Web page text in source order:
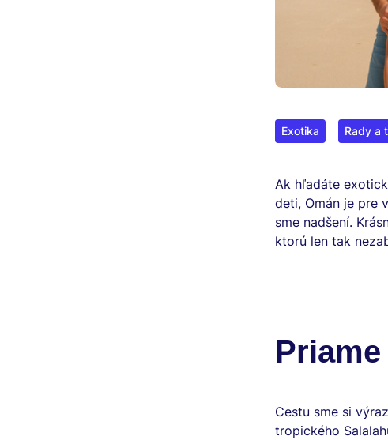
Exotika Rady a
Ak hľadáte
deti, Omán je pre
sme nadšení.
ktorú len tak
Cestu sme si
tropického